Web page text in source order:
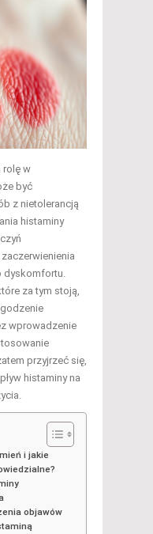
rolę w
być
z nietolerancją
histaminy
dyskomfortu.
za tym stoją,
wprowadzenie
przyjrzeć się,
histaminy na
i jakie
objawów